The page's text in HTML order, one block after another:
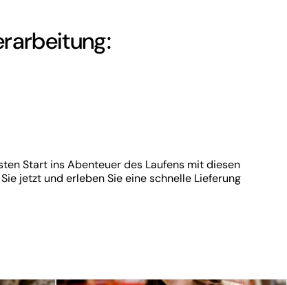
Start ins Abenteuer des Laufens mit diesen
jetzt und erleben Sie eine schnelle Lieferung